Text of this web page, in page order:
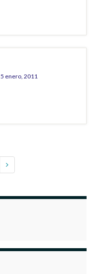
5 enero, 2011